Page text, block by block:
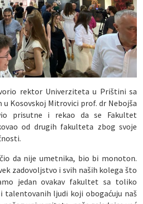
rektor Univerziteta u Prištini sa
Kosovskoj Mitrovici prof. dr Nebojša
prisutne i rekao da se Fakultet
od drugih fakulteta zbog svoje
da nije umetnika, bio bi monoton.
zadovoljstvo i svih naših kolega što
jedan ovakav fakultet sa toliko
talentovanih ljudi koji obogaćuju naš